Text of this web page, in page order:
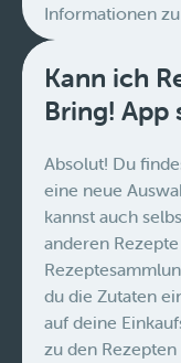
Informationen
Kann ich
Bring! App
Absolut! Du
eine neue
kannst auch
anderen
du die Zutaten
auf deine
zu den